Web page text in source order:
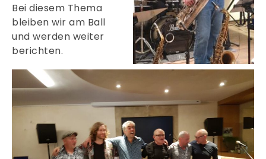
Bei diesem Thema
bleiben wir am Ball
und werden weiter
berichten.